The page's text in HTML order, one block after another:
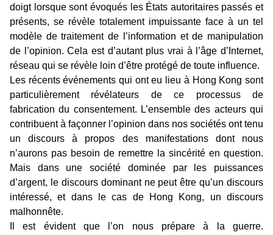
doigt lorsque sont évoqués les États autoritaires passés et
présents, se révèle totalement impuissante face à un tel
modèle de traitement de l’information et de manipulation
de l’opinion. Cela est d’autant plus vrai à l’âge d’Internet,
réseau qui se révèle loin d’être protégé de toute influence.
Les récents événements qui ont eu lieu à Hong Kong sont
particulièrement révélateurs de ce processus de
fabrication du consentement. L’ensemble des acteurs qui
contribuent à façonner l’opinion dans nos sociétés ont tenu
un discours à propos des manifestations dont nous
n’aurons pas besoin de remettre la sincérité en question.
Mais dans une société dominée par les puissances
d’argent, le discours dominant ne peut être qu’un discours
intéressé, et dans le cas de Hong Kong, un discours
malhonnête.
Il est évident que l’on nous prépare à la guerre.